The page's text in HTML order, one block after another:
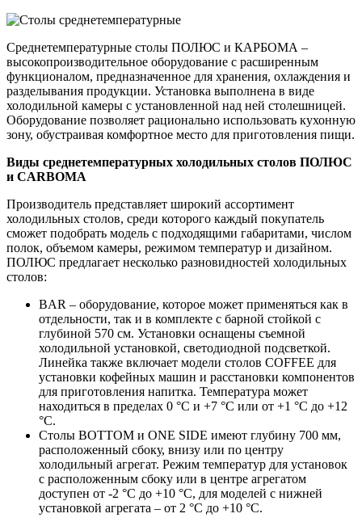
Среднетемпературные столы ПОЛЮС и КАРБОМА –
высокопроизводительное оборудование с расширенным
функционалом, предназначенное для хранения, охлаждения и
разделывания продукции. Установка выполнена в виде
холодильной камеры с установленной над ней столешницей.
Оборудование позволяет рационально использовать кухонную
зону, обустраивая комфортное место для приготовления пищи.
Виды среднетемпературных холодильных столов ПОЛЮС
и CARBOMA
Производитель представляет широкий ассортимент
холодильных столов, среди которого каждый покупатель
сможет подобрать модель с подходящими габаритами, числом
полок, объемом камеры, режимом температур и дизайном.
ПОЛЮС предлагает несколько разновидностей холодильных
столов:
BAR – оборудование, которое может применяться как в
отдельности, так и в комплекте с барной стойкой с
глубиной 570 см. Установки оснащены съемной
холодильной установкой, светодиодной подсветкой.
Линейка также включает модели столов COFFEE для
установки кофейных машин и расстановки компонентов
для приготовления напитка. Температура может
находиться в пределах 0 °C и +7 °C или от +1 °C до +12
°C.
Столы BOTTOM и ONE SIDE имеют глубину 700 мм,
расположенный сбоку, внизу или по центру
холодильный агрегат. Режим температур для установок
с расположенным сбоку или в центре агрегатом
доступен от -2 °C до +10 °C, для моделей с нижней
установкой агрегата – от 2 °C до +10 °C.